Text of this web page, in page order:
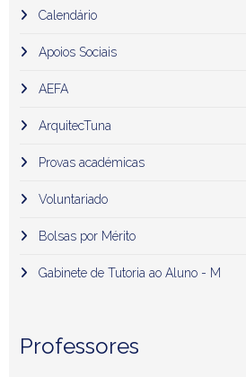
Calendário
Apoios Sociais
AEFA
ArquitecTuna
Provas académicas
Voluntariado
Bolsas por Mérito
Gabinete de Tutoria ao Aluno - M
Professores